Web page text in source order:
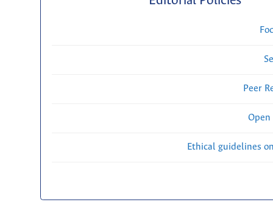
Peer
Open
Ethical guidelines